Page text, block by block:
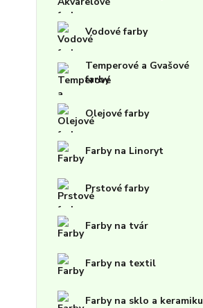
Vodové farby
Temperové a Gvašové
farby
Olejové farby
Farby na Linoryt
Prstové farby
Farby na tvár
Farby na textil
Farby na sklo a keramiku